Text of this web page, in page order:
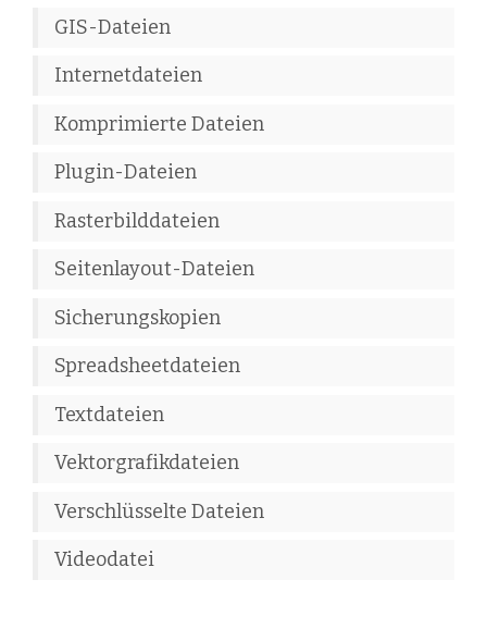
GIS-Dateien
Internetdateien
Komprimierte Dateien
Plugin-Dateien
Rasterbilddateien
Seitenlayout-Dateien
Sicherungskopien
Spreadsheetdateien
Textdateien
Vektorgrafikdateien
Verschlüsselte Dateien
Videodatei